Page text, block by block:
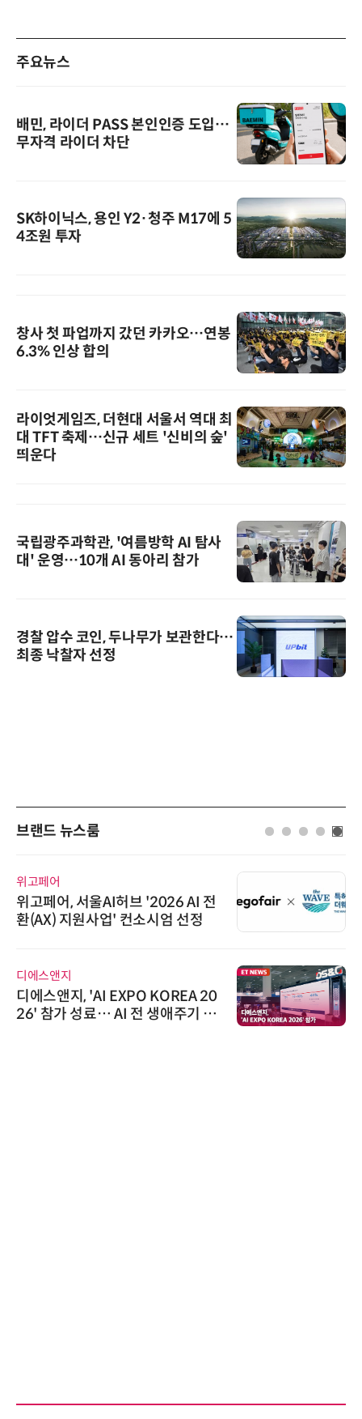
주요뉴스
배민, 라이더 PASS 본인인증 도입…
무자격 라이더 차단
SK하이닉스, 용인 Y2·청주 M17에 5
4조원 투자
창사 첫 파업까지 갔던 카카오…연봉
6.3% 인상 합의
라이엇게임즈, 더현대 서울서 역대 최
대 TFT 축제…신규 세트 '신비의 숲'
띄운다
국립광주과학관, '여름방학 AI 탐사
대' 운영…10개 AI 동아리 참가
경찰 압수 코인, 두나무가 보관한다…
최종 낙찰자 선정
브랜드 뉴스룸
위고페어
위고페어, 서울AI허브 '2026 AI 전
환(AX) 지원사업' 컨소시엄 선정
디에스앤지
디에스앤지, 'AI EXPO KOREA 20
26' 참가 성료… AI 전 생애주기 아